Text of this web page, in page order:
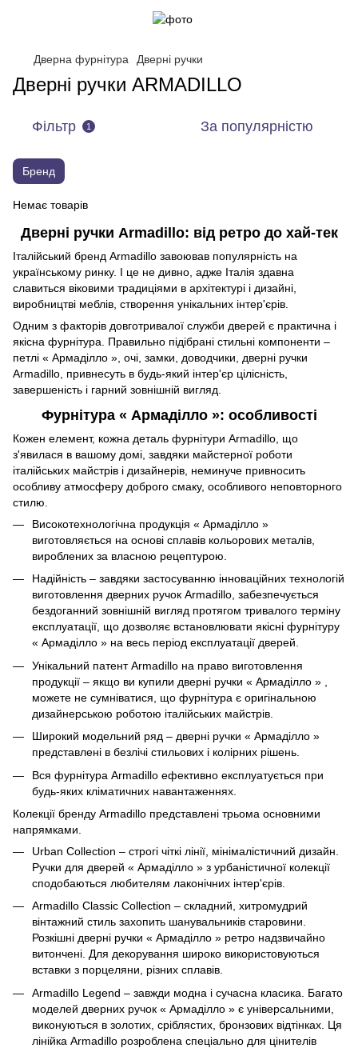
Дверна фурнітура Дверні ручки
Дверні ручки ARMADILLO
Фільтр 1 За популярністю
Бренд
Немає товарів
Дверні ручки Armadillo: від ретро до хай-тек
Італійський бренд Armadillo завоював популярність на
українському ринку. І це не дивно, адже Італія здавна
славиться віковими традиціями в архітектурі і дизайні,
виробництві меблів, створення унікальних інтер'єрів.
Одним з факторів довготривалої служби дверей є практична і
якісна фурнітура. Правильно підібрані стильні компоненти –
петлі « Армаділло », очі, замки, доводчики, дверні ручки
Armadillo, привнесуть в будь-який інтер'єр цілісність,
завершеність і гарний зовнішній вигляд.
Фурнітура « Армаділло »: особливості
Кожен елемент, кожна деталь фурнітури Armadillo, що
з'явилася в вашому домі, завдяки майстерної роботи
італійських майстрів і дизайнерів, неминуче привносить
особливу атмосферу доброго смаку, особливого неповторного
стилю.
Високотехнологічна продукція « Армаділло »
виготовляється на основі сплавів кольорових металів,
вироблених за власною рецептурою.
Надійність – завдяки застосуванню інноваційних технологій
виготовлення дверних ручок Armadillo, забезпечується
бездоганний зовнішній вигляд протягом тривалого терміну
експлуатації, що дозволяє встановлювати якісні фурнітуру
« Армаділло » на весь період експлуатації дверей.
Унікальний патент Armadillo на право виготовлення
продукції – якщо ви купили дверні ручки « Армаділло » ,
можете не сумніватися, що фурнітура є оригінальною
дизайнерською роботою італійських майстрів.
Широкий модельний ряд – дверні ручки « Армаділло »
представлені в безлічі стильових і колірних рішень.
Вся фурнітура Armadillo ефективно експлуатується при
будь-яких кліматичних навантаженнях.
Колекції бренду Armadillo представлені трьома основними
напрямками.
Urban Collection – строгі чіткі лінії, мінімалістичний дизайн.
Ручки для дверей « Армаділло » з урбаністичної колекції
сподобаються любителям лаконічних інтер'єрів.
Armadillo Classic Collection – складний, хитромудрий
вінтажний стиль захопить шанувальників старовини.
Розкішні дверні ручки « Армаділло » ретро надзвичайно
витончені. Для декорування широко використовуються
вставки з порцеляни, різних сплавів.
Armadillo Legend – завжди модна і сучасна класика. Багато
моделей дверних ручок « Армаділло » є універсальними,
виконуються в золотих, сріблястих, бронзових відтінках. Ця
лінійка Armadillo розроблена спеціально для цінителів